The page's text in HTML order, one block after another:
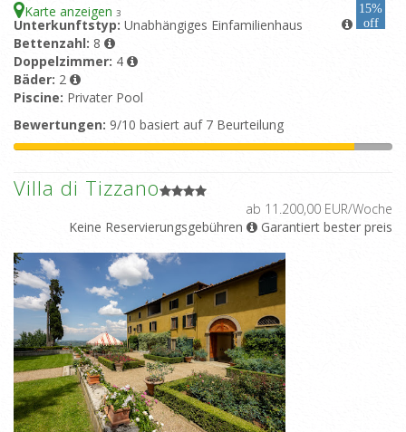
Karte anzeigen 3
15%
off
Unterkunftstyp: Unabhängiges Einfamilienhaus
Bettenzahl: 8
Doppelzimmer: 4
Bäder: 2
Piscine: Privater Pool
Bewertungen: 9/10 basiert auf 7 Beurteilung
Villa di Tizzano
ab 11.200,00 EUR/Woche
Keine Reservierungsgebühren
Garantiert bester preis